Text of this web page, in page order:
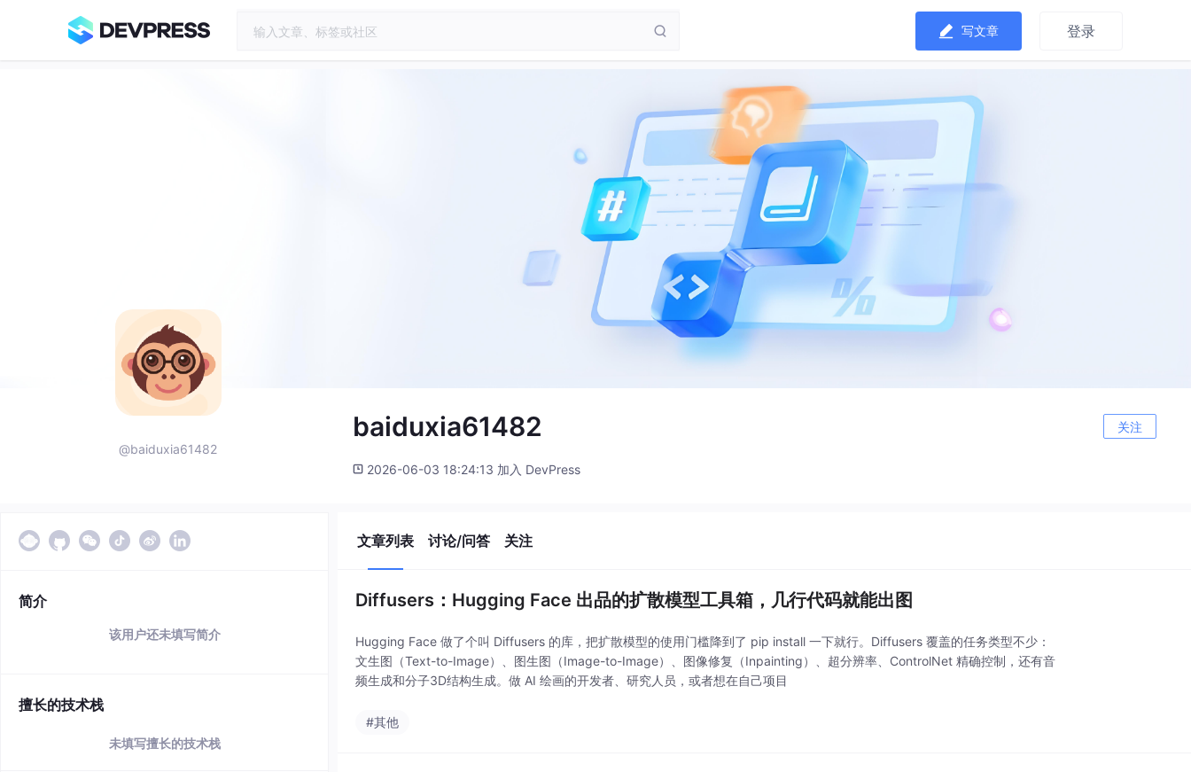
写文章 登录
@baiduxia61482
baiduxia61482 关注
2026-06-03 18:24:13 加入 DevPress
简介
该用户还未填写简介
擅长的技术栈
未填写擅长的技术栈
文章列表 讨论/问答 关注
Diffusers：Hugging Face 出品的扩散模型工具箱，几行代码就能出图
Hugging Face 做了个叫 Diffusers 的库，把扩散模型的使用门槛降到了 pip install 一下就行。Diffusers 覆盖的任务类型不少：
文生图（Text-to-Image）、图生图（Image-to-Image）、图像修复（Inpainting）、超分辨率、ControlNet 精确控制，还有音
频生成和分子3D结构生成。做 AI 绘画的开发者、研究人员，或者想在自己项目
#其他